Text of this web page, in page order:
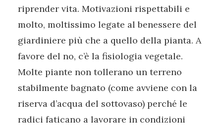
riprender vita. Motivazioni rispettabili e
molto, moltissimo legate al benessere del
giardiniere più che a quello della pianta. A
favore del no, c’è la fisiologia vegetale.
Molte piante non tollerano un terreno
stabilmente bagnato (come avviene con la
riserva d’acqua del sottovaso) perché le
radici faticano a lavorare in condizioni